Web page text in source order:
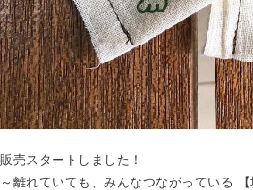
販売スタートしました！
～離れていても、みんなつながっている